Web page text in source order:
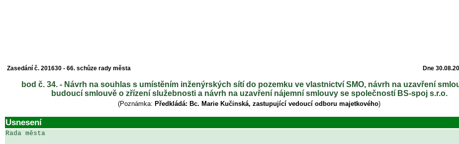
Zasedání č. 201630 - 66. schůze rady města Dne
bod č. 34. - Návrh na souhlas s umístěním inženýrských sítí do pozemku ve vlastnictví SMO, návrh na uzavření
budoucí smlouvě o zřízení služebnosti a návrh na uzavření nájemní smlouvy se společností BS-spoj s.r.o.
(Poznámka: Předkládá: Bc. Marie Kučinská, zastupující vedoucí odboru majetkového)
Usnesení
Rada města